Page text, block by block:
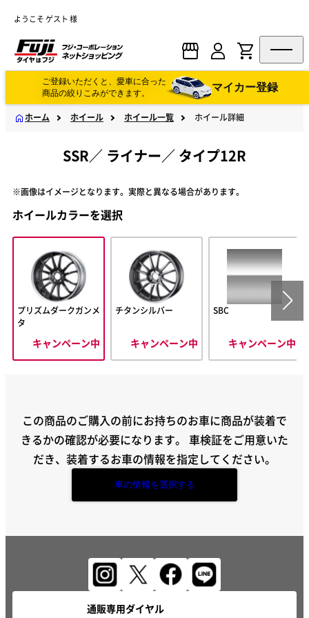
ようこそ ゲスト 様
ご登録いただくと、愛車に合った
商品の絞りこみができます。
マイカー登録
ホーム ホイール ホイール一覧 ホイール詳細
SSR／ ライナー／ タイプ12R
※画像はイメージとなります。実際と異なる場合があります。
ホイールカラーを選択
プリズムダークガンメ
タ
キャンペーン中
チタンシルバー
キャンペーン中
SBC
キャンペーン中
この商品のご購入の前にお持ちのお車に商品が装着で
きるかの確認が必要になります。 車検証をご用意いた
だき、装着するお車の情報を指定してください。
車の情報を選択する
通販専用ダイヤル